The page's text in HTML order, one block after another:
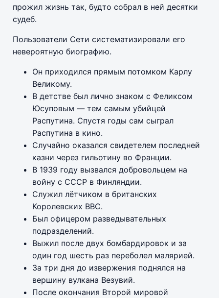
прожил жизнь так, будто собрал в ней десятки
судеб.
Пользователи Сети систематизировали его
невероятную биографию.
Он приходился прямым потомком Карлу
Великому.
В детстве был лично знаком с Феликсом
Юсуповым — тем самым убийцей
Распутина. Спустя годы сам сыграл
Распутина в кино.
Случайно оказался свидетелем последней
казни через гильотину во Франции.
В 1939 году вызвался добровольцем на
войну с СССР в Финляндии.
Служил лётчиком в британских
Королевских ВВС.
Был офицером разведывательных
подразделений.
Выжил после двух бомбардировок и за
один год шесть раз переболел малярией.
За три дня до извержения поднялся на
вершину вулкана Везувий.
После окончания Второй мировой